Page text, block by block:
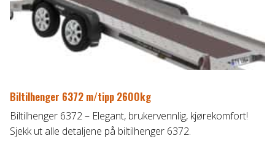
Biltilhenger 6372 m/tipp 2600kg
Biltilhenger 6372 – Elegant, brukervennlig, kjørekomfort!
Sjekk ut alle detaljene på biltilhenger 6372.